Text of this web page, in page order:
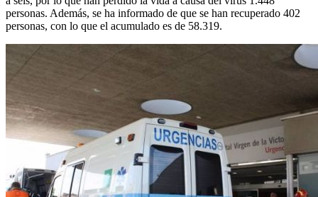
personas. Además, se ha informado de que se han recuperado 402
personas, con lo que el acumulado es de 58.319.